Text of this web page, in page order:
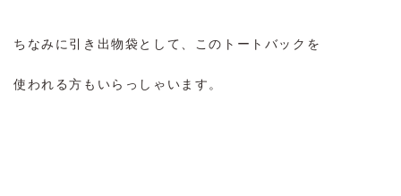
ちなみに引き出物袋として、このトートバックを
使われる方もいらっしゃいます。